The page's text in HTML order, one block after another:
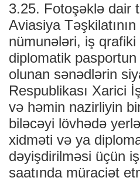
3.25. Fotoşəklə dair
Aviasiya
nümunələri, iş
diplomatik
olunan sənədlərin
Respublikası Xarici
və həmin nazirliyin
biləcəyi lövhədə
xidməti və ya
dəyişdirilməsi üçün
saatında müraciət